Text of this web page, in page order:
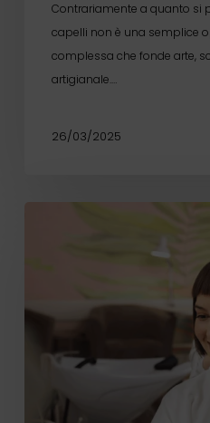
Contrariamente a quanto si
capelli non è una semplice
complessa che fonde arte,
artigianale.…
26/03/2025
far
salone